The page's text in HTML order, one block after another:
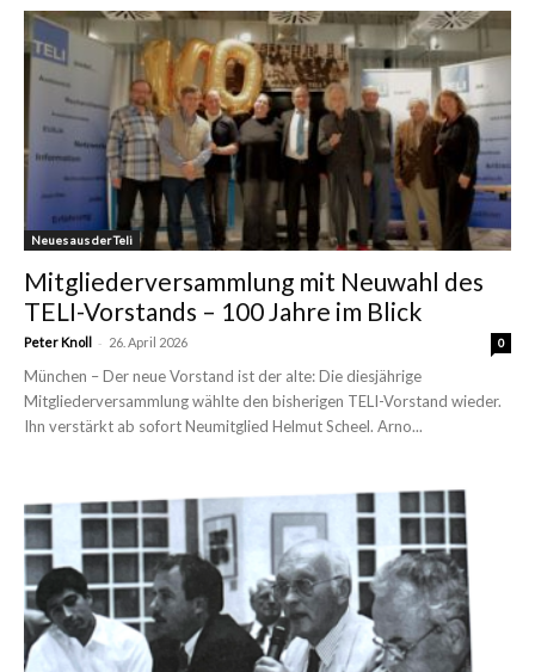
Neues aus der Teli
Mitgliederversammlung mit Neuwahl des
TELI-Vorstands – 100 Jahre im Blick
Peter Knoll - 26. April 2026 0
München – Der neue Vorstand ist der alte: Die diesjährige
Mitgliederversammlung wählte den bisherigen TELI-Vorstand wieder.
Ihn verstärkt ab sofort Neumitglied Helmut Scheel. Arno...